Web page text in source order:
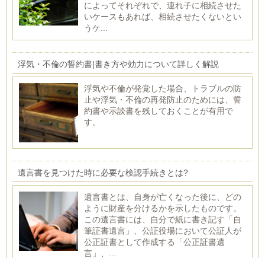
によってそれぞれで、連れ子に相続させた
いケースもあれば、相続させたくないとい
うケ...
浮気・不倫の誓約書|書き方や効力について詳しく解説
浮気や不倫が発覚した場合、トラブルの防
止や浮気・不倫の再発防止のためには、誓
約書や示談書を残しておくことが有用で
す。
遺言書を見つけた時に必要な検認手続きとは?
遺言書とは、自身が亡くなった後に、どの
ように財産を分けるかを示したものです。
この遺言書には、自分で紙に書き記す「自
筆証書遺言」、公証役場において公証人が
公正証書として作成する「公正証書遺
言」、...